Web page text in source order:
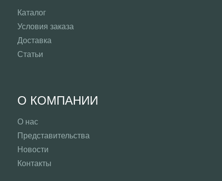
Каталог
Условия заказа
Доставка
Статьи
О КОМПАНИИ
О нас
Представительства
Новости
Контакты